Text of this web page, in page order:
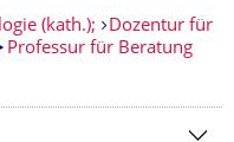
(kath.);
Dozentur für
Professur für Beratung